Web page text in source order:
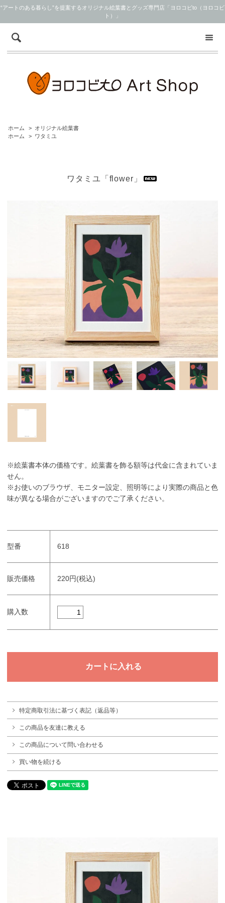
“アートのある暮らし”を提案するオリジナル絵葉書とグッズ専門店「ヨロコビto（ヨロコビ
ト）」
ホーム > オリジナル絵葉書
ホーム
> ワタミユ
ワタミユ「flower」
※絵葉書本体の価格です。絵葉書を飾る額等は代金に含まれていま
せん。
※お使いのブラウザ、モニター設定、照明等により実際の商品と色
味が異なる場合がございますのでご了承ください。
型番 618
販売価格 220円(税込)
購入数
特定商取引法に基づく表記（返品等）
この商品を友達に教える
この商品について問い合わせる
買い物を続ける